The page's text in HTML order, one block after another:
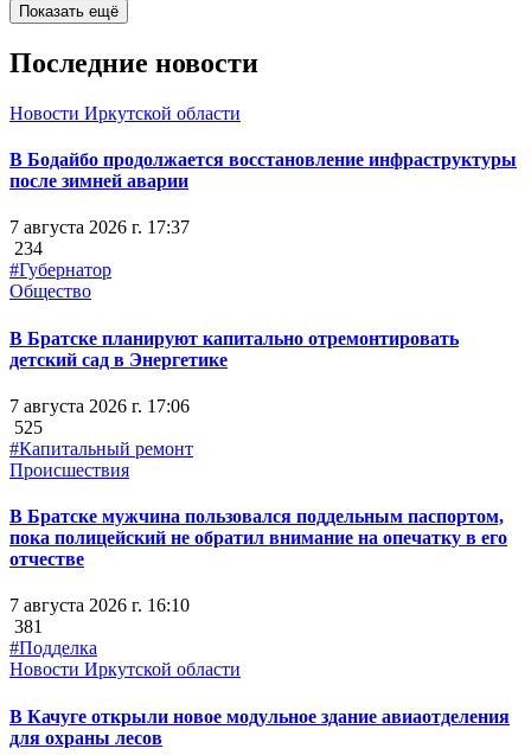
Показать ещё
Последние новости
Новости Иркутской области
В Бодайбо продолжается восстановление инфраструктуры
после зимней аварии
7 августа 2026 г. 17:37
234
#Губернатор
Общество
В Братске планируют капитально отремонтировать
детский сад в Энергетике
7 августа 2026 г. 17:06
525
#Капитальный ремонт
Происшествия
В Братске мужчина пользовался поддельным паспортом,
пока полицейский не обратил внимание на опечатку в его
отчестве
7 августа 2026 г. 16:10
381
#Подделка
Новости Иркутской области
В Качуге открыли новое модульное здание авиаотделения
для охраны лесов